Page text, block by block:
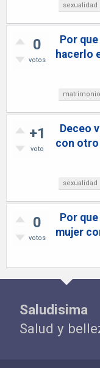
sexualidad
0
votos
Por
hacerlo
matrimonio
+1
voto
Deceo
con
sexualidad
0
votos
Por
mujer
Saludisima
Salud y